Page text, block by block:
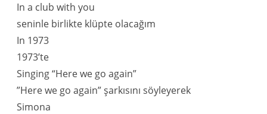
In a club with you
seninle birlikte klüpte olacağım
In 1973
1973’te
Singing “Here we go again”
”Here we go again” şarkısını söyleyerek
Simona